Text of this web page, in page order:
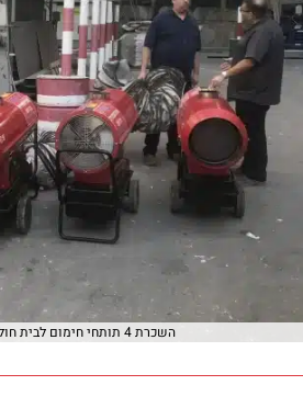
השכרת 4 תותחי חימום לבית חולים בילינסון